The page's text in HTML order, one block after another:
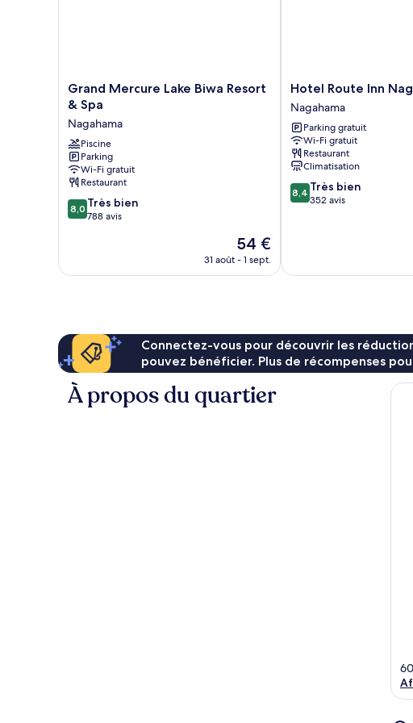
Grand
Mercure
Lake
Biwa
Resort
&
Spa
Nagahama
Grand Mercure Lake Biwa Resort
& Spa
Nagahama
Piscine
Parking
Wi-Fi gratuit
Restaurant
8.0
sur
788 avis
8,0 Très bien
788 avis
Le
nouveau
54 €
31 août - 1 sept.
Hotel
Route
Inn
Nagahama
Inter
Nagahama
Hotel Route Inn
Nagahama
Parking gratuit
Wi-Fi gratuit
Restaurant
Climatisation
8.4
sur
8,4 Très bien
352 avis
Connectez-vous pour découvrir les
pouvez bénéficier. Plus de récompenses
À propos du quartier